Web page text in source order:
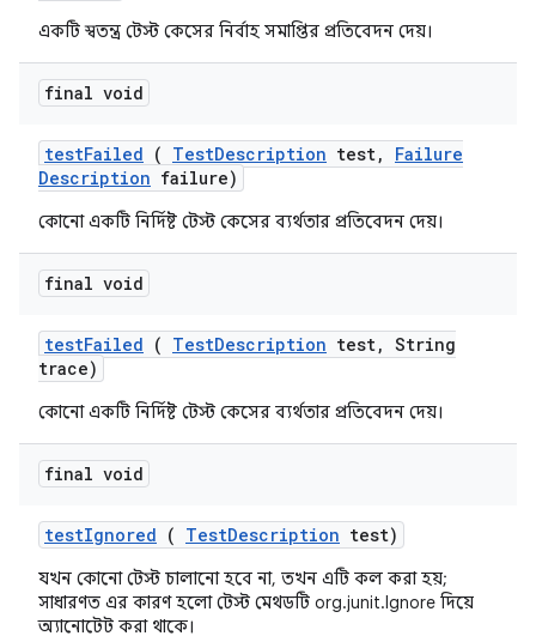
একটি স্বতন্ত্র টেস্ট কেসের নির্বাহ সমাপ্তির প্রতিবেদন দেয়।
final void
testFailed ( TestDescription test,
Failure
Description failure)
কোনো একটি নির্দিষ্ট টেস্ট কেসের ব্যর্থতার প্রতিবেদন দেয়।
final void
testFailed ( TestDescription test, String
trace)
কোনো একটি নির্দিষ্ট টেস্ট কেসের ব্যর্থতার প্রতিবেদন দেয়।
final void
testIgnored ( TestDescription test)
যখন কোনো টেস্ট চালানো হবে না, তখন এটি কল করা হয়;
সাধারণত এর কারণ হলো টেস্ট মেথডটি org.junit.Ignore দিয়ে
অ্যানোটেট করা থাকে।